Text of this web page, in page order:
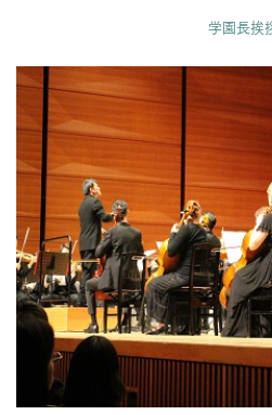
学園長挨